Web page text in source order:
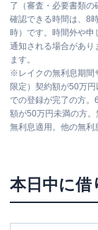
了（審査・必要書類
確認できる時間は、8
時）です。時間外や
通知される場合があり
ます。
※ レイクの無利息期
限定）契約額が50万
での登録が完了の方。
額が50万円未満の方
無利息適用。他の無利
本日中に